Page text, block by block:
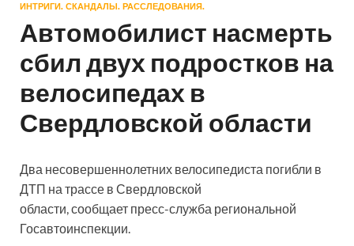
ИНТРИГИ. СКАНДАЛЫ. РАССЛЕДОВАНИЯ.
Автомобилист насмерть
сбил двух подростков на
велосипедах в
Свердловской области
Два несовершеннолетних велосипедиста погибли в
ДТП на трассе в Свердловской
области, сообщает пресс-служба региональной
Госавтоинспекции.